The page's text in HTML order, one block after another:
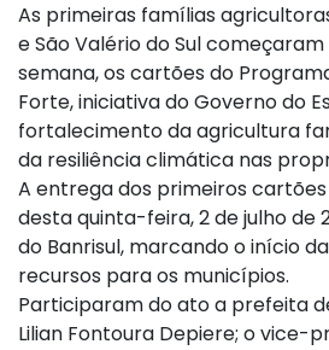
As primeiras famílias
e São Valério do Sul
semana, os cartões do
Forte, iniciativa do Governo do
fortalecimento da agricultura
da resiliência climática nas
A entrega dos primeiros
desta quinta-feira, 2 de julho de
do Banrisul, marcando o início
recursos para os municípios.
Participaram do ato a prefeita
Lilian Fontoura Depiere; o vice-